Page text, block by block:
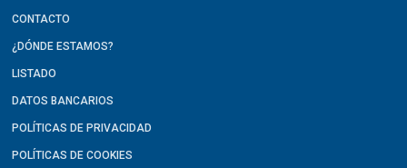
CONTACTO
¿DÓNDE ESTAMOS?
LISTADO
DATOS BANCARIOS
POLÍTICAS DE PRIVACIDAD
POLÍTICAS DE COOKIES